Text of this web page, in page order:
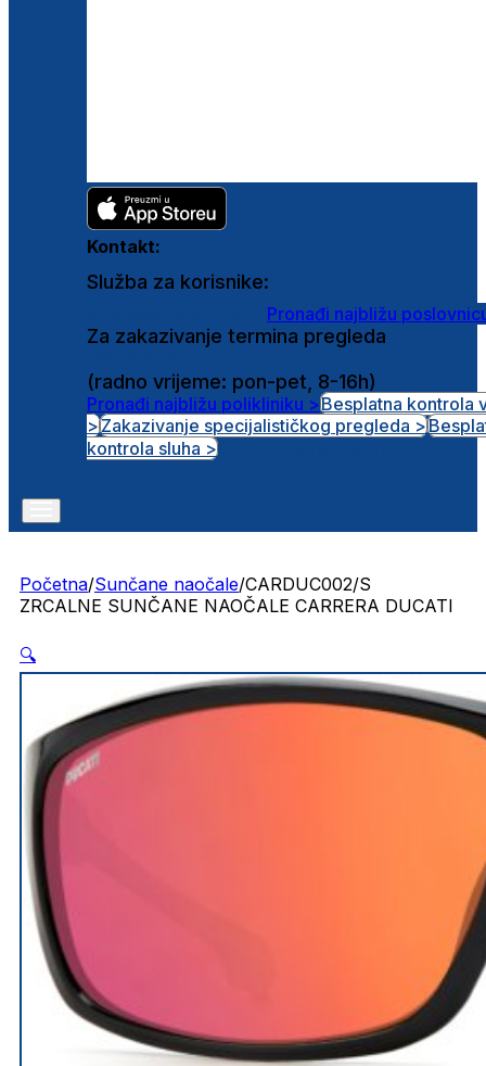
Kontakt:
Služba za korisnike:
Pronađi najbližu
Za zakazivanje termina pregleda
(radno vrijeme: pon-pet, 8-16h)
Pronađi najbližu polikliniku >Besplatna kontrola
>Zakazivanje specijalističkog pregleda >
kontrola sluha >
Početna/Sunčane naočale/CARDUC002/S
ZRCALNE SUNČANE NAOČALE CARRERA DUCATI
🔍